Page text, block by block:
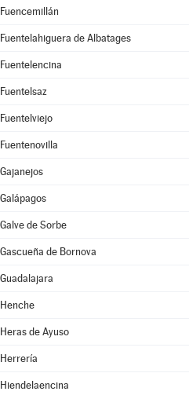
Fuencemillán
Fuentelahiguera de Albatages
Fuentelencina
Fuentelsaz
Fuentelviejo
Fuentenovilla
Gajanejos
Galápagos
Galve de Sorbe
Gascueña de Bornova
Guadalajara
Henche
Heras de Ayuso
Herrería
Hiendelaencina